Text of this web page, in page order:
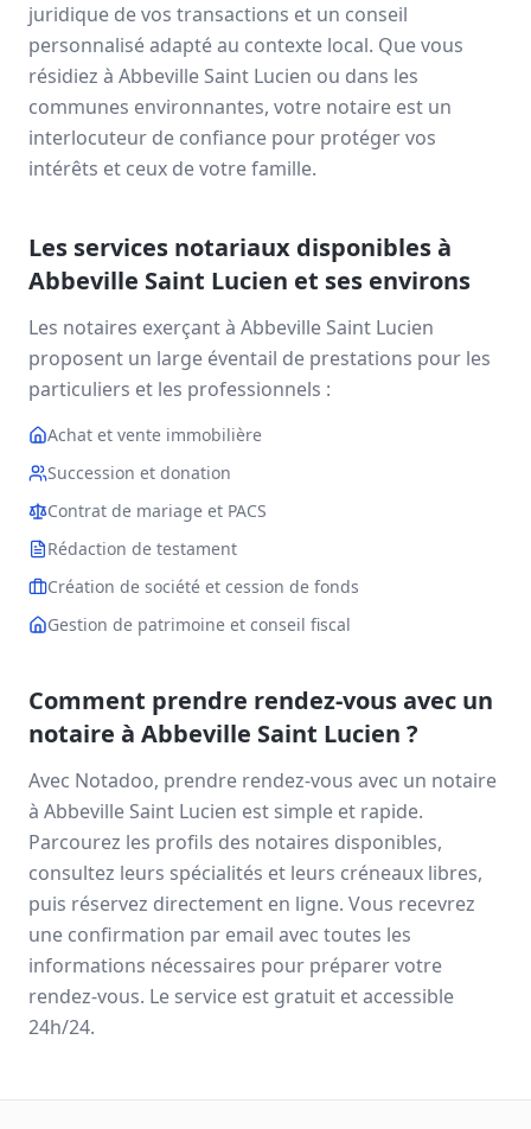
juridique de vos transactions et un conseil
personnalisé adapté au contexte local. Que vous
résidiez à Abbeville Saint Lucien ou dans les
communes environnantes, votre notaire est un
interlocuteur de confiance pour protéger vos
intérêts et ceux de votre famille.
Les services notariaux disponibles à
Abbeville Saint Lucien et ses environs
Les notaires exerçant à Abbeville Saint Lucien
proposent un large éventail de prestations pour les
particuliers et les professionnels :
Achat et vente immobilière
Succession et donation
Contrat de mariage et PACS
Rédaction de testament
Création de société et cession de fonds
Gestion de patrimoine et conseil fiscal
Comment prendre rendez-vous avec un
notaire à Abbeville Saint Lucien ?
Avec Notadoo, prendre rendez-vous avec un notaire
à Abbeville Saint Lucien est simple et rapide.
Parcourez les profils des notaires disponibles,
consultez leurs spécialités et leurs créneaux libres,
puis réservez directement en ligne. Vous recevrez
une confirmation par email avec toutes les
informations nécessaires pour préparer votre
rendez-vous. Le service est gratuit et accessible
24h/24.